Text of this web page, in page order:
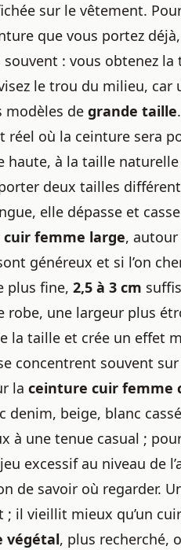
sur le vêtement.
que vous portez
: vous obtenez
le trou du milieu, car
modèles de grande taille
où la ceinture sera
à la taille naturelle
deux tailles
elle dépasse et
femme large, autour
généreux et si l’on
plus fine, 2,5 à 3 cm
robe, une largeur plus
la taille et crée un effet
concentrent souvent
la ceinture cuir femme
beige, blanc
à une tenue casual ;
excessif au niveau de
de savoir où regarder.
il vieillit mieux qu’un
végétal, plus recherché,